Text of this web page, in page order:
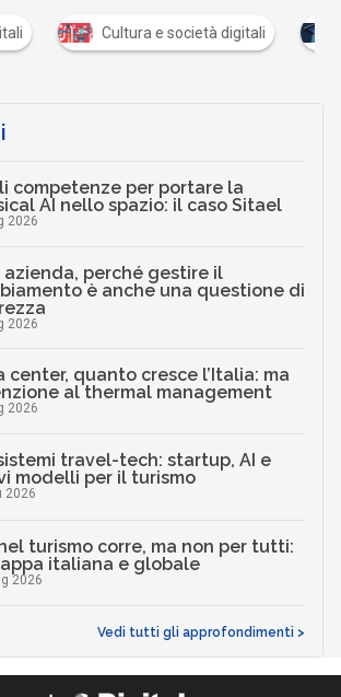
e società digitali Scuola digitale
competenze per portare la
AI nello spazio: il caso Sitael
2026
azienda, perché gestire il
è anche una questione di
2026
center, quanto cresce l’Italia: ma
al thermal management
2026
travel-tech: startup, AI e
modelli per il turismo
2026
nel turismo corre, ma non per tutti:
italiana e globale
2026
Vedi tutti gli approfondimenti >